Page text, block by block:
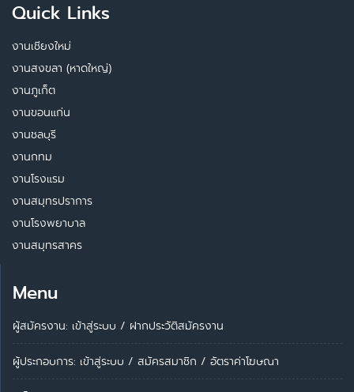
Quick Links
งานเชียงใหม่
งานสงขลา (หาดใหญ่)
งานภูเก็ต
งานขอนแก่น
งานชลบุรี
งานกทม
งานโรงแรม
งานสมุทรปราการ
งานโรงพยาบาล
งานสมุทรสาคร
Menu
ผู้สมัครงาน: เข้าสู่ระบบ / ฝากประวัติสมัครงาน
ผู้ประกอบการ: เข้าสู่ระบบ / สมัครสมาชิก / อัตราค่าโฆษณา